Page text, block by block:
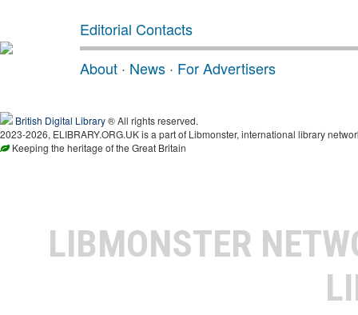
Editorial Contacts
About · News · For Advertisers
British Digital Library® All rights reserved.
2023-2026, ELIBRARY.ORG.UK is a part of Libmonster, international library
Keeping the heritage of the Great Britain
LIBMONSTER